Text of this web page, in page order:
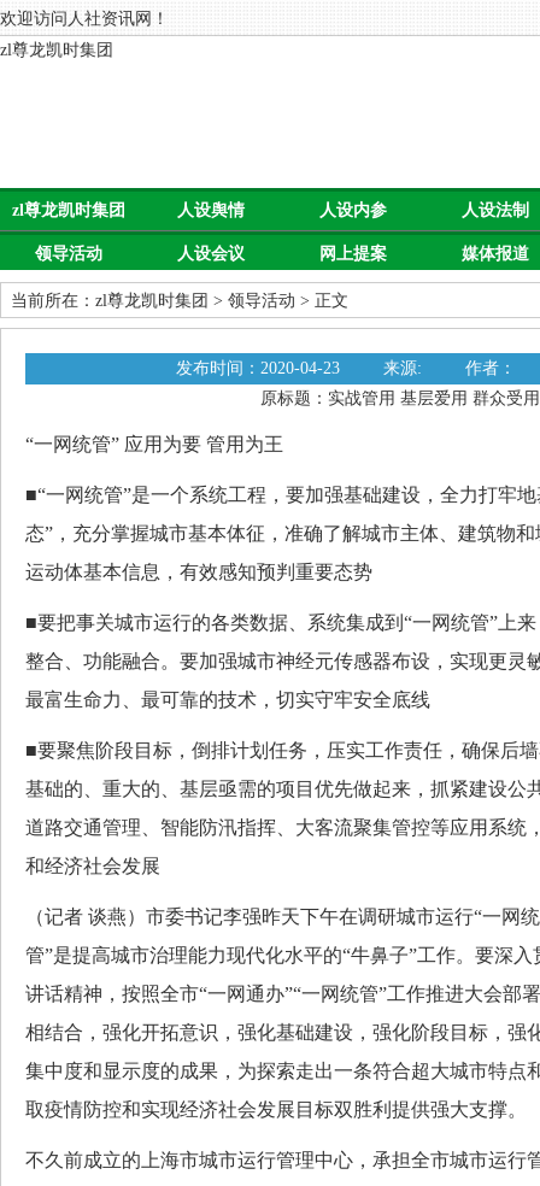
欢迎访问人社资讯网！
zl尊龙凯时集团
zl尊龙凯时集团 人设舆情 人设内参 人设法制
领导活动 人设会议 网上提案 媒体报道
当前所在： zl尊龙凯时集团 > 领导活动 > 正文
发布时间：2020-04-23 来源:
作者：
原标题：实战管用 基层爱用 群众受用
“一网统管” 应用为要 管用为王
■“一网统管”是一个系统工程，要加强基础建设，全力打牢
态”，充分掌握城市基本体征，准确了解城市主体、建筑物
运动体基本信息，有效感知预判重要态势
■要把事关城市运行的各类数据、系统集成到“一网统管”上
整合、功能融合。要加强城市神经元传感器布设，实现更灵
最富生命力、最可靠的技术，切实守牢安全底线
■要聚焦阶段目标，倒排计划任务，压实工作责任，确保后
基础的、重大的、基层亟需的项目优先做起来，抓紧建设公
道路交通管理、智能防汛指挥、大客流聚集管控等应用系统
和经济社会发展
（记者 谈燕）市委书记李强昨天下午在调研城市运行“一网
管”是提高城市治理能力现代化水平的“牛鼻子”工作。要深
讲话精神，按照全市“一网通办”“一网统管”工作推进大会部
相结合，强化开拓意识，强化基础建设，强化阶段目标，强
集中度和显示度的成果，为探索走出一条符合超大城市特点
取疫情防控和实现经济社会发展目标双胜利提供强大支撑。
不久前成立的上海市城市运行管理中心，承担全市城市运行